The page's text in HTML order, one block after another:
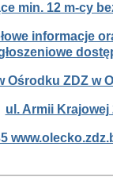
min. 12 m-cy
informacje
Ośrodku ZDZ w
ul. Armii Krajowej